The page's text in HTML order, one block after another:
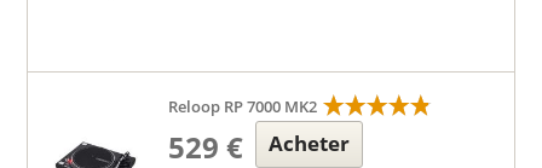
Reloop RP 7000 MK2
529 € Acheter